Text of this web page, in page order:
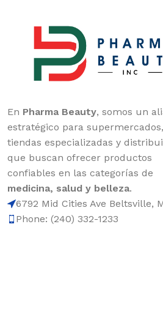
En Pharma Beauty, somos un
estratégico para supermercados,
tiendas especializadas y
que buscan ofrecer productos
confiables en las categorías de
medicina, salud y belleza.
6792 Mid Cities Ave Beltsville,
Phone: (240) 332-1233